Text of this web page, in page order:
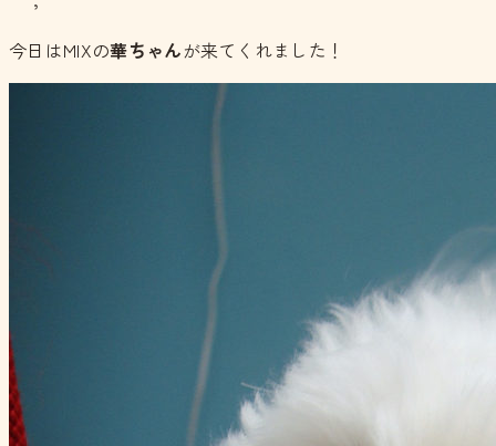
今日はMIXの華ちゃんが来てくれました！